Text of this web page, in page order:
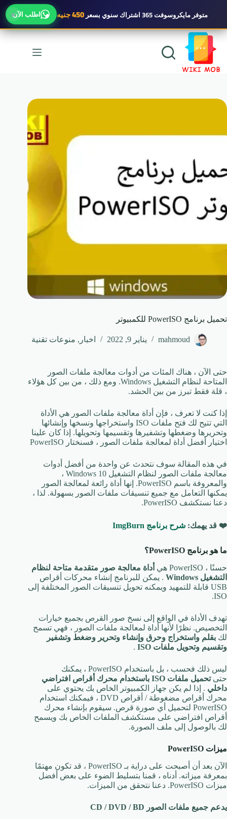
× متوفرمايكروسوفت 365 اشتراك سنوي بسعر450 جنيه اطلب الآن
التجاوز
المحتوى
تحميل برنامج PowerISO للكمبيوتر
mahmoud يناير 9, 2022 اخبار , منوعات تقنية
حتى الآن ، هناك المئات من أدوات معالجة ملفات الصور
المتاحة لنظام التشغيل Windows. ومع ذلك ، من بين كل هؤلاء
، قلة فقط تبرز من بين الحشد.
إذا كنت لا تعرف ، فإن أداة معالجة ملفات الصور هي الأداة
التي تتيح لك فتح ملفات ISO واستخراجها ونسخها وإنشائها
وتحريرها وضغطها وتشفيرها وتقسيمها وتحويلها. إذا كان علينا
اختيار أفضل أداة لمعالجة ملفات الصور ، فسنختار PowerISO
في هذه المقالة سوف نتحدث عن واحدة من أفضل أدوات
معالجة ملفات الصور لنظام التشغيل Windows 10 ،
والمعروفة باسم PowerISO. إنها أداة رائعة لمعالجة الصور
يمكنها التعامل مع جميع تنسيقات ملفات الصور بسهولة. لذا ،
دعنا نستكشف PowerISO.
❤️ قد يهمك: شرح برنامج ImgBurn
ما هو برنامج PowerISO؟
حسنًا ، PowerISO هي
أداة معالجة صور متقدمة متاحة لنظام
التشغيل Windows
. يمكن للبرنامج إنشاء محركات أقراص
USB قابلة للتمهيد ويمكنه تحويل تنسيقات الصور المختلفة إلى
ISO.
تهدف الأداة في الواقع إلى نسخ صور القرص بجميع خيارات
التخصيص. نظرًا لأنها أداة لمعالجة ملفات الصور ، فهي تسمح
لك بقلم واستخراج وحرق وإنشاء وتحرير وضغط وتشفير
وتقسيم وتحويل ملفات ISO
.
ليس ذلك فحسب ، بل باستخدام PowerISO ، يمكنك
حتى
تحميل ملفات ISO باستخدام محرك أقراص افتراضي
داخلي . إذا لم يكن جهاز الكمبيوتر الخاص بك يحتوي على
محرك أقراص مضغوطة / أقراص DVD ، فيمكنك استخدام
PowerISO لتحميل أي صورة قرص. سيقوم بإنشاء محرك
أقراص افتراضي على مستكشف الملفات الخاص بك ويسمح
لك بالوصول إلى ملف الصورة.
ميزات PowerISO
الآن بعد أن أصبحت على دراية بـ PowerISO ، قد تكون مهتمًا
بمعرفة ميزاته. أدناه ، قمنا بتسليط الضوء على بعض أفضل
ميزات PowerISO. دعنا نتحقق من الميزات.
يدعم جميع ملفات الصور CD / DVD / BD